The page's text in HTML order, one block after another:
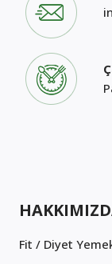
Fit / Diyet